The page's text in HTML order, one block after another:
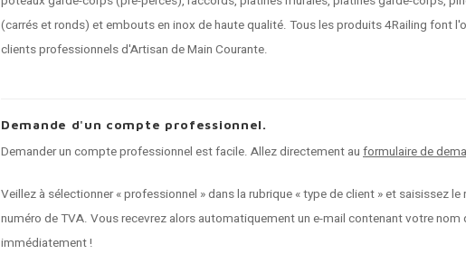
(carrés et ronds) et embouts en inox de haute qualité. Tous les produits 4Railing font
clients professionnels d'Artisan de Main Courante.
Demande d'un compte professionnel.
Demander un compte professionnel est facile. Allez directement au formulaire de
Veillez à sélectionner « professionnel » dans la rubrique « type de client » et saisissez
numéro de TVA. Vous recevrez alors automatiquement un e-mail contenant votre
immédiatement !